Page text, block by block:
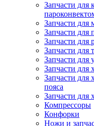
Запчасти для
Запчасти для
Запчасти
Запчасти для
Запчасти для
Запчасти для
Запчасти для
Запчасти для
пояса
Запчасти для
Компрессоры
Конфорки
Ножи и